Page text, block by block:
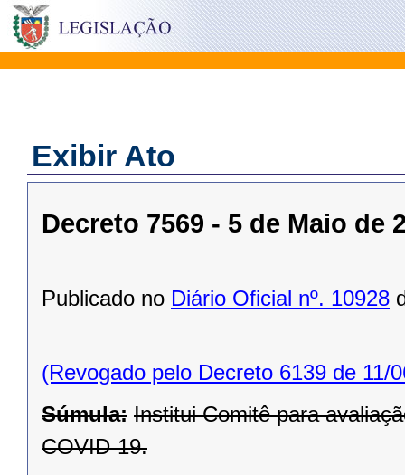
Exibir Ato
Decreto 7569 - 5 de Maio de
Publicado no Diário Oficial nº. 10928
(Revogado pelo Decreto 6139 de 11/
Súmula: Institui Comitê para
COVID-19.